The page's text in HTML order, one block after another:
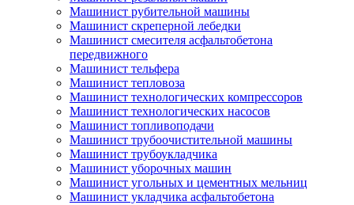
Машинист рубительной машины
Машинист скреперной лебедки
Машинист смесителя асфальтобетона
передвижного
Машинист тельфера
Машинист тепловоза
Машинист технологических компрессоров
Машинист технологических насосов
Машинист топливоподачи
Машинист трубоочистительной машины
Машинист трубоукладчика
Машинист уборочных машин
Машинист угольных и цементных мельниц
Машинист укладчика асфальтобетона